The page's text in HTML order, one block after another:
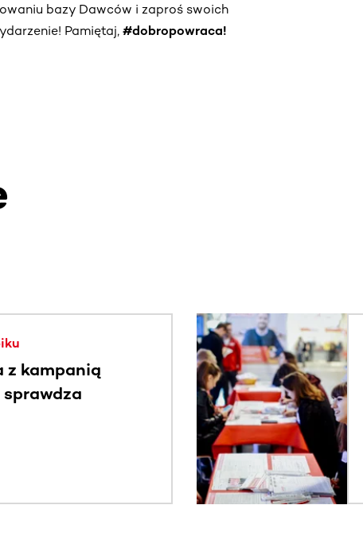
bazy Dawców i zaproś swoich
Pamiętaj, #dobropowraca!
Użyj klawisza Tab lub przesuń palcem, aby zobaczyć
z kampanią
sprawdza